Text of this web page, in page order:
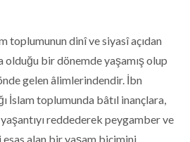
toplumunun dinî ve siyasî açıdan
olduğu bir dönemde yaşamış olup
gelen âlimlerindendir. İbn
İslam toplumunda bâtıl inançlara,
reddederek peygamber ve
alan bir yaşam biçimini